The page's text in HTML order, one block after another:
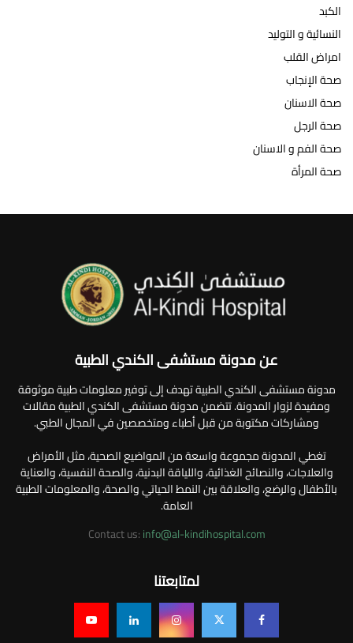
الكبد
النسائية و التوليد
امراض القلب
صحة الإنجاب
صحة الاسنان
صحة الرجل
صحة الفم و الاسنان
صحة المرأة
عن مدونة مستشفى الكندي الطبية
مدونة مستشفى الكندي الطبية تهدف إلى توفير معلومات طبية موثوقة
ومفيدة لزوار المدونة. تتضمن مدونة مستشفى الكندي الطبية مقالات
ومشاركات مكتوبة من قبل أطباء ومتخصصين في المجال الطبي.
تغطي المدونة مجموعة واسعة من المواضيع الصحية، مثل الأمراض
والعلاجات، والنصائح الغذائية، واللياقة البدنية، والصحة النفسية، والعناية
بالأطفال والرضع، والعلاقة بين النمط الحياتي والصحة، والمعلومات الطبية
العامة.
Contact us:info@al-kindihospital.com
لمتابعتنا